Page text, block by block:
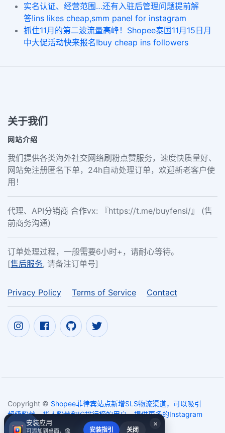
实名认证、经营范围…还有入驻后管理问题提前解
答!ins likes cheap,smm panel for instagram
抓住11月的第二波流量高峰！Shopee泰国11月15日月
中大促活动快来报名!buy cheap ins followers
关于我们
网站介绍
我们提供各类海外社交网络刷粉点赞服务，速度快质量好、
网站免注册匿名下单，24h自动处理订单，欢迎新老客户使
用！
代理、API分销商 合作vx: 『https://t.me/buyfensi/』 (售
前商务沟通)
订单处理过程，一般需要6小时+，请耐心等待。
[售后服务, 请备注订单号]
Privacy Policy Terms of Service Contact
Copyright © Shopee菲律宾站点新增SLS物流渠道，可以吸引
超级粉丝、华人粉丝和IG排行榜的用户，提供更多的Instagram
点赞功能。2017~2026 ×
安装应用
可添加到桌面，像 安装指引 关闭